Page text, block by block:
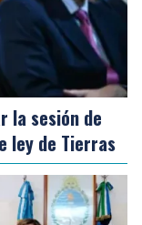
la sesión de
ley de Tierras